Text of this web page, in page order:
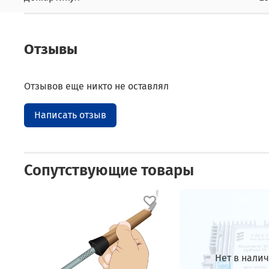
Отзывы
Отзывов еще никто не оставлял
Написать отзыв
Сопутствующие товары
Нет в